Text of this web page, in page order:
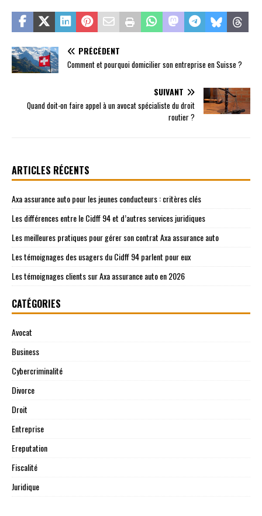
PRÉCÉDENT
Comment et pourquoi domicilier son entreprise en Suisse ?
SUIVANT
Quand doit-on faire appel à un avocat spécialiste du droit
routier ?
ARTICLES RÉCENTS
Axa assurance auto pour les jeunes conducteurs : critères clés
Les différences entre le Cidff 94 et d’autres services juridiques
Les meilleures pratiques pour gérer son contrat Axa assurance auto
Les témoignages des usagers du Cidff 94 parlent pour eux
Les témoignages clients sur Axa assurance auto en 2026
CATÉGORIES
Avocat
Business
Cybercriminalité
Divorce
Droit
Entreprise
Ereputation
Fiscalité
Juridique